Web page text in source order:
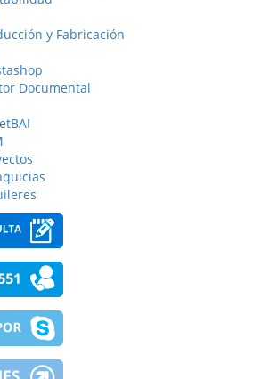
y Fabricación
Documental